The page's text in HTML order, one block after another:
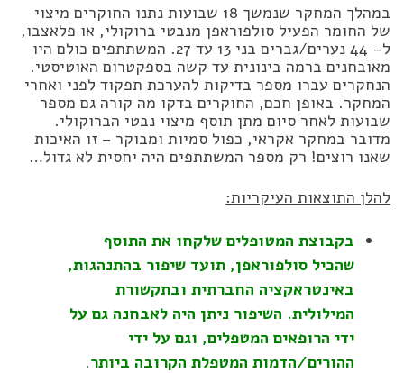
במהלך המחקר שנמשך 18 שבועות נתנו החוקרים מיצוי
של החומר הפעיל סולפוראפן מנבטי ברוקולי, או פלאצבו,
ל- 44 נערים/גברים בני 13 עד 27. המשתתפים כולם היו
מאובחנים ברמה בינונית עד קשה בספקטרום האוטיסטי.
הנחקרים עברו מספר בדיקות להערכת תפקוד לפני ואחרי
המחקר. באופן חכם, החוקרים בדקו מה קורה גם מספר
שבועות לאחר סיום מתן תוסף מיצוי נבטי הברוקולי.
מדובר במחקר אקראי, כפול סמיות ומבוקר – זו האיכות
שאנו רוצים! רק מספר המשתתפים היה יחסית לא גדול…
להלן התוצאות העיקריות:
בקבוצת המטופלים שלקחו את התוסף
שהכיל סולפוראפן, תועד שיפור בהתנהגות,
באינטראקציה החברתית ובתקשורת
המילולית. השיפור ניתן היה לאבחנה גם על
ידי הרופאים המטפלים, וגם על ידי
ההורים/הדמות המטפלת הקרובה ביותר.